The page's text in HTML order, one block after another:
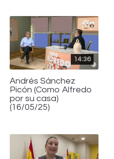
14:36
Andrés Sánchez
Picón (Como Alfredo
por su casa)
(16/05/25)